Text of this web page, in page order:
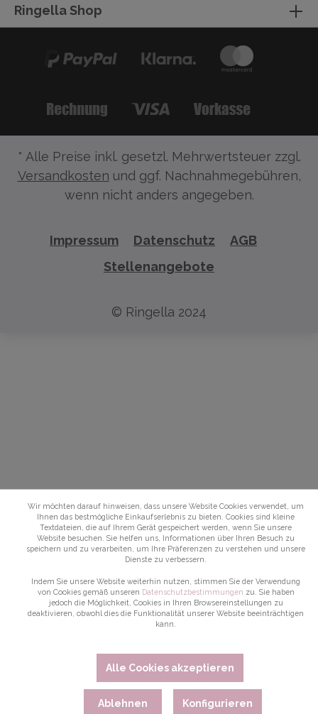
Ringella Shop
* Alle Preise inkl. gesetzl. Mehrwertsteuer zzgl.
Versandkosten und ggf. Nachnahmegebühren,
wenn nicht anders angegeben.
Impressum Datenschutz
AGB
Stellenangebote
© Ringella 2024
Wir möchten darauf hinweisen, dass unsere Website Cookies verwendet, um
Ihnen das bestmögliche Einkaufserlebnis zu bieten. Cookies sind kleine
Textdateien, die auf Ihrem Gerät gespeichert werden, wenn Sie unsere
Website besuchen. Sie helfen uns, Informationen über Ihren Besuch zu
speichern und zu verarbeiten, um Ihre Präferenzen zu verstehen und unsere
Dienste zu verbessern.
Indem Sie unsere Website weiterhin nutzen, stimmen Sie der Verwendung
von Cookies gemäß unseren Datenschutzbestimmungen zu. Sie haben
jedoch die Möglichkeit, Cookies in Ihren Browsereinstellungen zu
deaktivieren, obwohl dies die Funktionalität unserer Website beeinträchtigen
kann.
Alle Cookies akzeptieren
Ablehnen Konfigurieren